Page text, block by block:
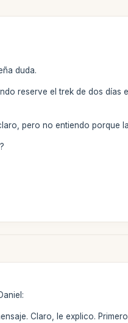
duda.
reserve el trek de dos
pero no entiendo porque
Claro, le explico.